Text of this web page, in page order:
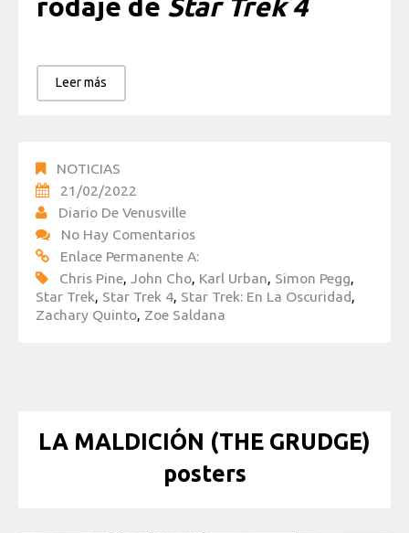
rodaje de Star Trek 4
Leer más
NOTICIAS
21/02/2022
Diario De Venusville
No Hay Comentarios
Enlace Permanente A:
Chris Pine, John Cho, Karl Urban, Simon Pegg,
Star Trek, Star Trek 4, Star Trek: En La Oscuridad,
Zachary Quinto, Zoe Saldana
LA MALDICIÓN (THE GRUDGE)
posters